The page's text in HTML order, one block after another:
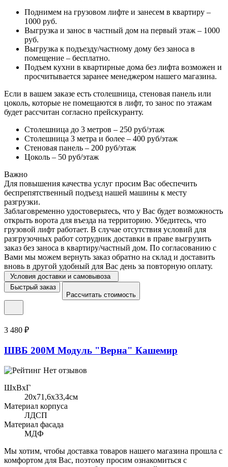
Поднимем на грузовом лифте и занесем в квартиру –
1000 руб.
Выгрузка и занос в частный дом на первый этаж – 1000
руб.
Выгрузка к подъезду/частному дому без заноса в
помещение – бесплатно.
Подъем кухни в квартирные дома без лифта возможен и
просчитывается заранее менеджером нашего магазина.
Если в вашем заказе есть столешница, стеновая панель или
цоколь, которые не помещаются в лифт, то занос по этажам
будет рассчитан согласно прейскуранту.
Столешница до 3 метров – 250 руб/этаж
Столешница 3 метра и более – 400 руб/этаж
Стеновая панель – 200 руб/этаж
Цоколь – 50 руб/этаж
Важно
Для повышения качества услуг просим Вас обеспечить
беспрепятственный подъезд нашей машины к месту
разгрузки.
Заблаговременно удостоверьтесь, что у Вас будет возможность
открыть ворота для въезда на территорию. Убедитесь, что
грузовой лифт работает. В случае отсутствия условий для
разгрузочных работ сотрудник доставки в праве выгрузить
заказ без заноса в квартиру/частный дом. По согласованию с
Вами мы можем вернуть заказ обратно на склад и доставить
вновь в другой удобный для Вас день за повторную оплату.
Условия доставки и самовывоза
Быстрый заказ
Рассчитать стоимость
3 480 ₽
ШВБ 200М Модуль "Верна" Кашемир
Нет отзывов
ШхВхГ
20x71,6х33,4см
Материал корпуса
ЛДСП
Материал фасада
МДФ
Мы хотим, чтобы доставка товаров нашего магазина прошла с
комфортом для Вас, поэтому просим ознакомиться с